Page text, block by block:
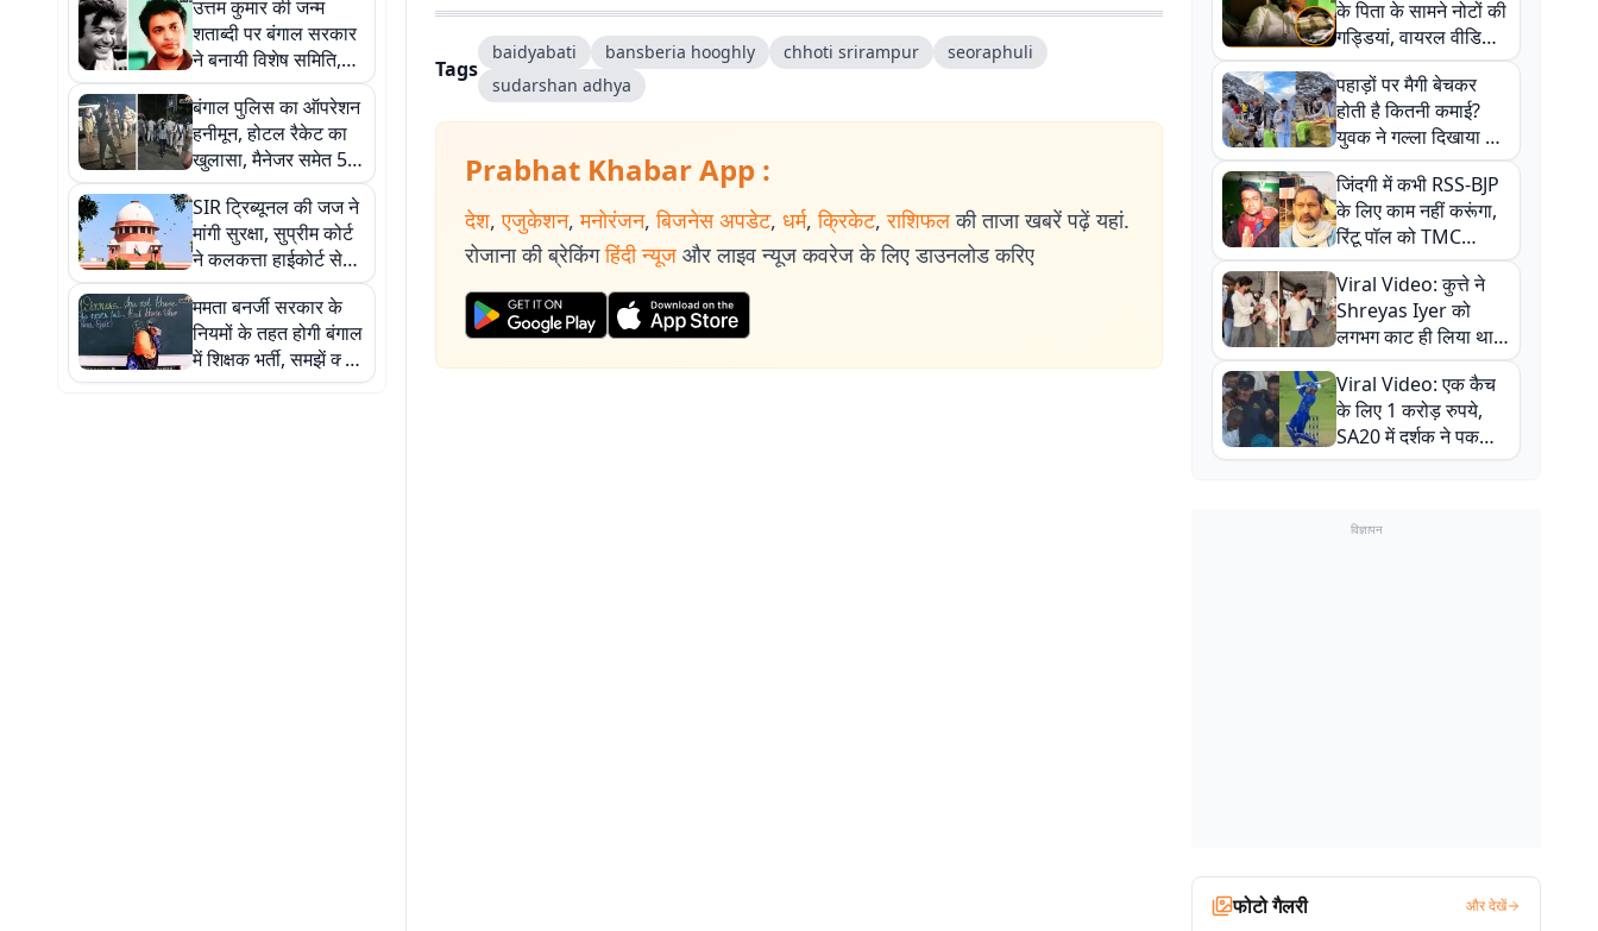
कई आरोप
उत्तम कुमार की जन्म
शताब्दी पर बंगाल सरकार
ने बनायी विशेष समिति,
शुभेंदु अधिकारी मुख्य
संरक्षक
बंगाल पुलिस का ऑपरेशन
हनीमून, होटल रैकेट का
खुलासा, मैनेजर समेत 5
गिरफ्तार
SIR ट्रिब्यूनल की जज ने
मांगी सुरक्षा, सुप्रीम कोर्ट
ने कलकत्ता हाईकोर्ट से
कही ये बात
ममता बनर्जी सरकार के
नियमों के तहत होगी बंगाल
में शिक्षक भर्ती, समझें क्या
है एसएससी विवाद
Tags
baidyabati bansberia hooghly chhoti srirampur
seoraphuli
sudarshan adhya
Prabhat Khabar App :
देश, एजुकेशन, मनोरंजन, बिजनेस अपडेट, धर्म, क्रिकेट, राशिफल की ताजा खबरें पढ़ें यहां.
रोजाना की ब्रेकिंग हिंदी न्यूज और लाइव न्यूज कवरेज के लिए डाउनलोड करिए
के पिता के सामने नोटों की
गड्डियां, वायरल वीडियो
से राजनीति में उबाल,
अजित महतो बोले- TMC
की गंदी चाल
पहाड़ों पर मैगी बेचकर
होती है कितनी कमाई?
युवक ने गल्ला दिखाया तो
नौकरी वालों के खड़े हो गए
कान
जिंदगी में कभी RSS-BJP
के लिए काम नहीं करूंगा,
रिंटू पॉल को TMC
ऑफिस में ले जाकर पीटा,
Video वायरल
Viral Video: कुत्ते ने
Shreyas Iyer को
लगभग काट ही लिया था,
न्यूजीलैंड सीरीज से पहले
बाल-बाल बचे
Viral Video: एक कैच
के लिए 1 करोड़ रुपये,
SA20 में दर्शक ने पकड़ा
एक हाथ से गजब का कैच
विज्ञापन
फोटो गैलरी और देखें